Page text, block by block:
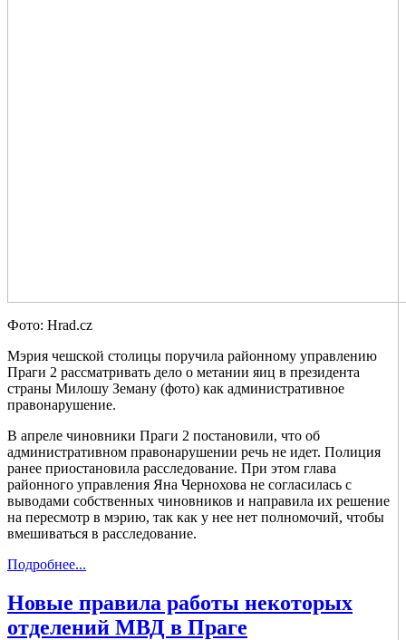
Фото: Hrad.cz
Мэрия чешской столицы поручила районному управлению
Праги 2 рассматривать дело о метании яиц в президента
страны Милошу Земану (фото) как административное
правонарушение.
В апреле чиновники Праги 2 постановили, что об
административном правонарушении речь не идет. Полиция
ранее приостановила расследование. При этом глава
районного управления Яна Чернохова не согласилась с
выводами собственных чиновников и направила их решение
на пересмотр в мэрию, так как у нее нет полномочий, чтобы
вмешиваться в расследование.
Подробнее...
Новые правила работы некоторых
отделений МВД в Праге